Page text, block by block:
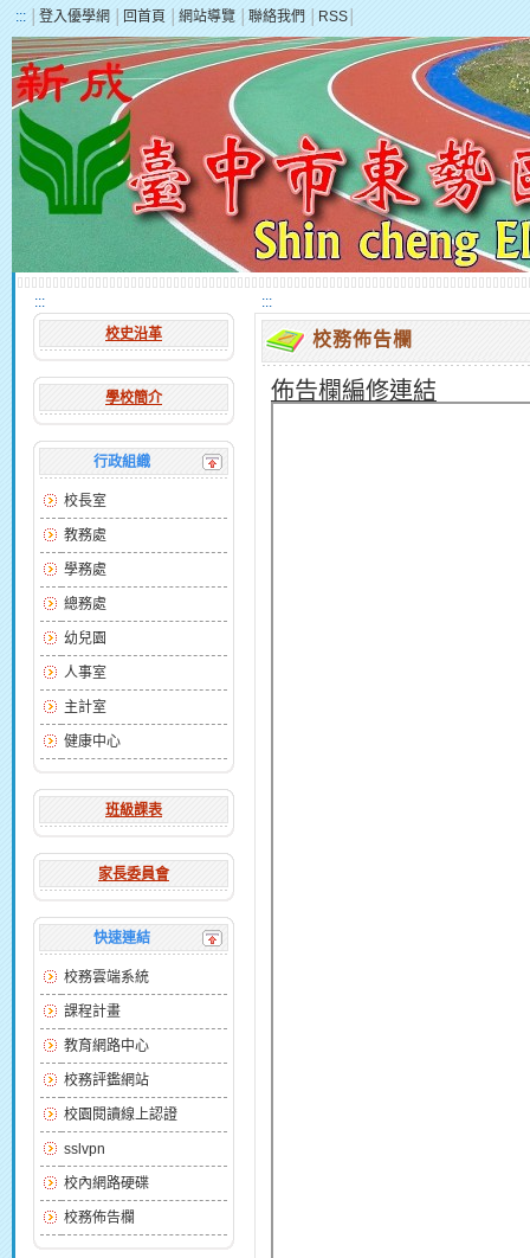
::: 登入優學網 回首頁 網站導覽 聯絡我們 RSS
:::
校史沿革
學校簡介
行政組織
校長室
教務處
學務處
總務處
幼兒園
人事室
主計室
健康中心
班級課表
家長委員會
快速連結
校務雲端系統
課程計畫
教育網路中心
校務評鑑網站
校園閱讀線上認證
sslvpn
校內網路硬碟
校務佈告欄
:::
校務佈告欄
佈告欄編修連結